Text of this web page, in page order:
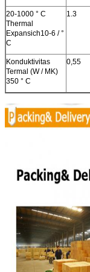
20-1000 ° C
Thermal
Expansich10-6 / °
C
1.3
Konduktivitas
Termal (W / MK)
350 ° C
0,55